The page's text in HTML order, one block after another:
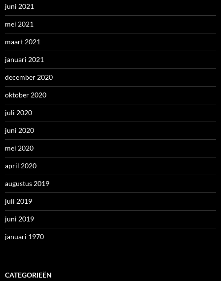
juni 2021
mei 2021
maart 2021
januari 2021
december 2020
oktober 2020
juli 2020
juni 2020
mei 2020
april 2020
augustus 2019
juli 2019
juni 2019
januari 1970
CATEGORIEËN